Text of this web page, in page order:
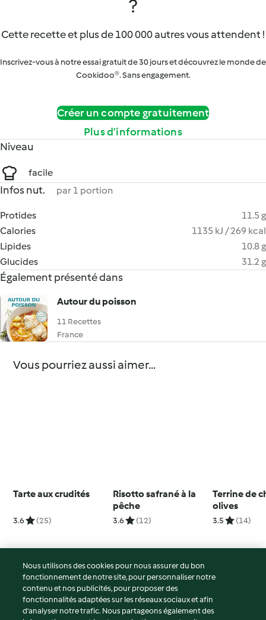
?
Cette recette et plus de 100 000 autres vous attendent !
Inscrivez-vous à notre essai gratuit de 30 jours et découvrez le monde de
Cookidoo®. Sans engagement.
Créer un compte gratuitement
Plus d’informations
Niveau
facile
Infos nut. par 1 portion
Protides
11.5 g
Calories
1135 kJ / 269 kcal
Lipides
10.8 g
Glucides
31.2 g
Également présenté dans
Autour du poisson
11 Recettes
France
Vous pourriez aussi aimer...
Tarte aux crudités
3.6 (25)
Risotto safrané à la
pêche
3.6 (12)
Terrine de
olives
3.5 (14)
© Copyright 2026
Conditions d'utilisation
Politique de confidentialité
Nous utilisons des cookies pour nous assurer du bon
fonctionnement de notre site, pour personnaliser notre
contenu et nos publicités, pour proposer des
fonctionnalités adaptées sur les réseaux sociaux et afin
d’analyser notre trafic. Nous partageons également des